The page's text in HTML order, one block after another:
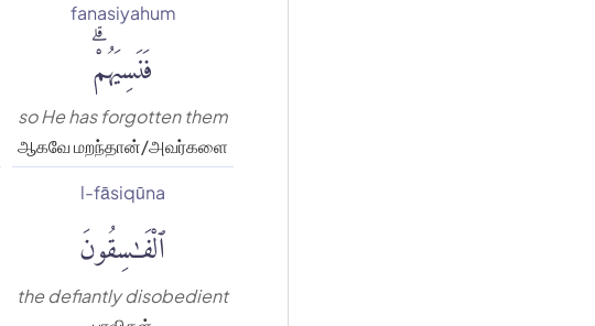
fanasiyahum
فَنَسِيَهُمْۗ
so He has forgotten them
ஆகவே மறந்தான்/அவர்களை
l-fāsiqūna
ٱلْفَٰسِقُونَ
the defiantly disobedient